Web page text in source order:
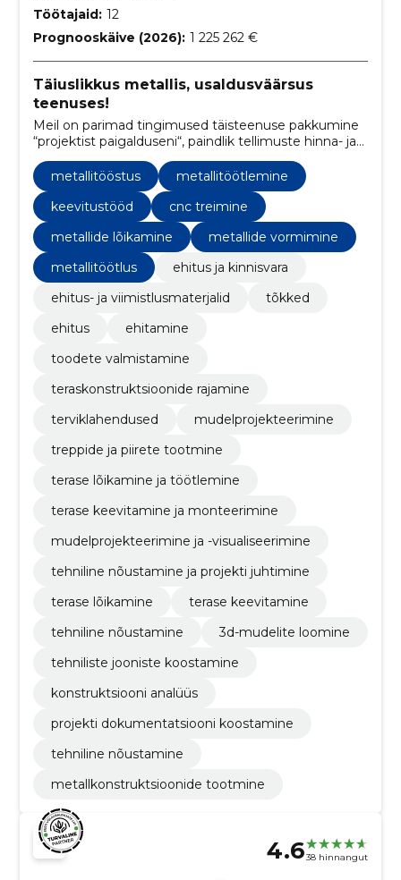
Töötajaid: 12
Prognooskäive (2026): 1 225 262 €
Täiuslikkus metallis, usaldusväärsus
teenuses!
Meil on parimad tingimused täisteenuse pakkumine
“projektist paigalduseni“, paindlik tellimuste hinna- ja
mitmekülgset sortimenti võimaldav
tootmistehnoloogia, mis on taganud meile pikaajalise
koostöö püsiklientidega.
metallitööstus
metallitöötlemine
keevitustööd
cnc treimine
metallide lõikamine
metallide vormimine
metallitöötlus
ehitus ja kinnisvara
ehitus- ja viimistlusmaterjalid
tõkked
ehitus
ehitamine
toodete valmistamine
teraskonstruktsioonide rajamine
terviklahendused
mudelprojekteerimine
treppide ja piirete tootmine
terase lõikamine ja töötlemine
terase keevitamine ja monteerimine
mudelprojekteerimine ja -visualiseerimine
tehniline nõustamine ja projekti juhtimine
terase lõikamine
terase keevitamine
tehniline nõustamine
3d-mudelite loomine
tehniliste jooniste koostamine
konstruktsiooni analüüs
projekti dokumentatsiooni koostamine
tehniline nõustamine
metallkonstruktsioonide tootmine
4.638 hinnangut